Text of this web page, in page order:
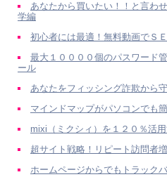
あなたから買いたい！！と言わ
学編
初心者には最適！無料動画でＳ
最大１００００個のパスワード
ール
あなたをフィッシング詐欺から守
マインドマップがパソコンでも
mixi（ミクシィ）を１２０％活
超サイト戦略！リピート訪問者
ホームページからでもトラック